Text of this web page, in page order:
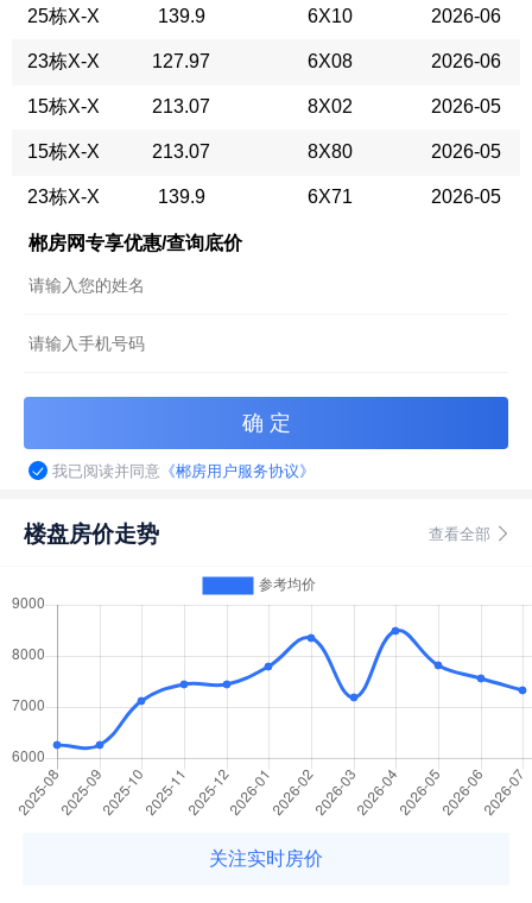
25栋X-X 139.9 6X10 2026-06
23栋X-X 127.97 6X08 2026-06
15栋X-X 213.07 8X02 2026-05
15栋X-X 213.07 8X80 2026-05
23栋X-X 139.9 6X71 2026-05
郴房网专享优惠/查询底价
我已阅读并同意 《郴房用户服务协议》
楼盘房价走势 查看全部
关注实时房价